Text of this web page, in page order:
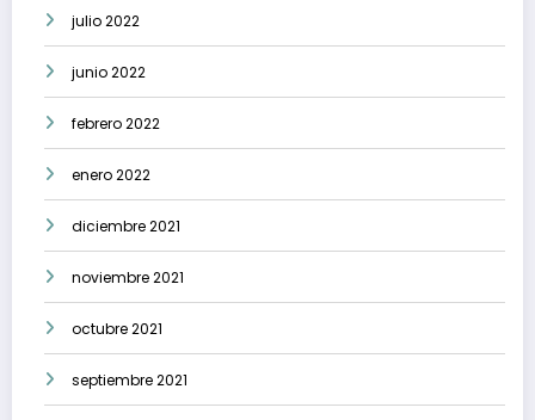
julio 2022
junio 2022
febrero 2022
enero 2022
diciembre 2021
noviembre 2021
octubre 2021
septiembre 2021